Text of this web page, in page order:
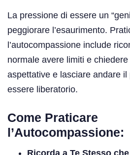
La pressione di essere un
peggiorare l’esaurimento.
l’autocompassione include
normale avere limiti e
aspettative e lasciare andare
essere liberatorio.
Come Praticare
l’Autocompassione: